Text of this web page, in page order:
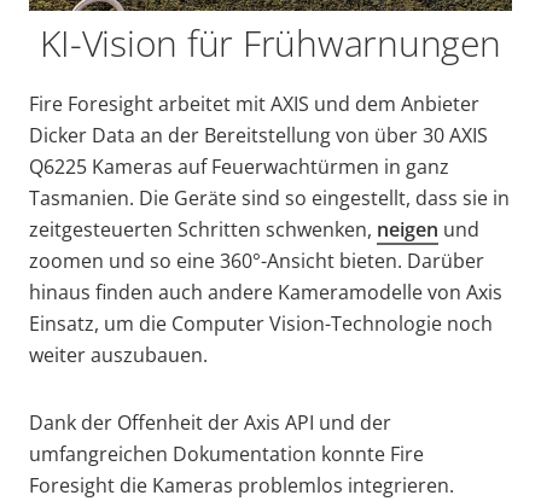
KI-Vision für Frühwarnungen
Fire Foresight arbeitet mit AXIS und dem Anbieter
Dicker Data an der Bereitstellung von über 30 AXIS
Q6225 Kameras auf Feuerwachtürmen in ganz
Tasmanien. Die Geräte sind so eingestellt, dass sie in
zeitgesteuerten Schritten schwenken, neigen und
zoomen und so eine 360°-Ansicht bieten. Darüber
hinaus finden auch andere Kameramodelle von Axis
Einsatz, um die Computer Vision-Technologie noch
weiter auszubauen.
Dank der Offenheit der Axis API und der
umfangreichen Dokumentation konnte Fire
Foresight die Kameras problemlos integrieren.